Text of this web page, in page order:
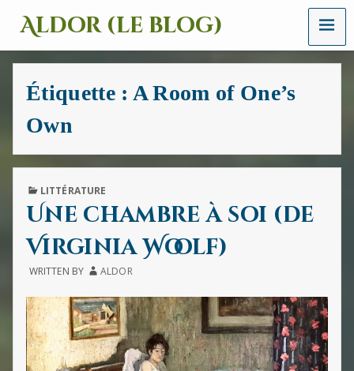
Aldor (le blog)
Un
site
avec
des
des
images
et
des
sons
MENU
Étiquette : A Room of One’s
Own
PUBLISHED
LITTÉRATURE
Une chambre à soi (de
Virginia Woolf)
WRITTEN BY ALDOR